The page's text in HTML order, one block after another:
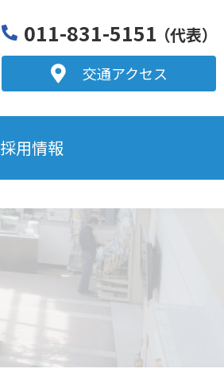
011-831-5151 （代表）
交通アクセス
採用情報